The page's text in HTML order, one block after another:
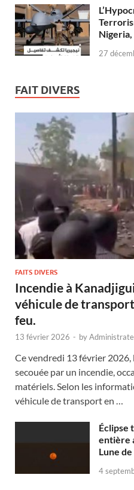
Nigeria,
27
FAIT DIVERS
FAITS DIVERS
Incendie à
véhicule de
feu.
13 février 2026 - by
Ce vendredi 13 février
secouée par un incendie,
matériels. Selon les
véhicule de transport en …
Éclipse
entière
Lune
4